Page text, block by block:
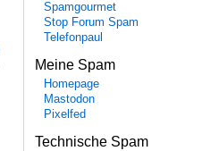
Spamgourmet
Stop Forum Spam
Telefonpaul
Meine Spam
Homepage
Mastodon
Pixelfed
Technische Spam